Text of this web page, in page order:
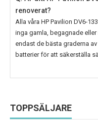
renoverat?
Alla våra HP Pavilion DV6-
inga gamla, begagnade
endast de bästa graderna
batterier för att säkerställa
TOPPSÄLJARE